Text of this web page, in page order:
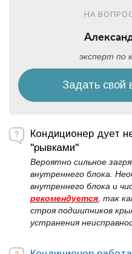
НА
эксперт по
Задать свой
Кондиционер дует
"рывками"
Вероятно сильное
внутреннего блока.
внутреннего блока и
рекомендуется , так
строя подшипников
устранения